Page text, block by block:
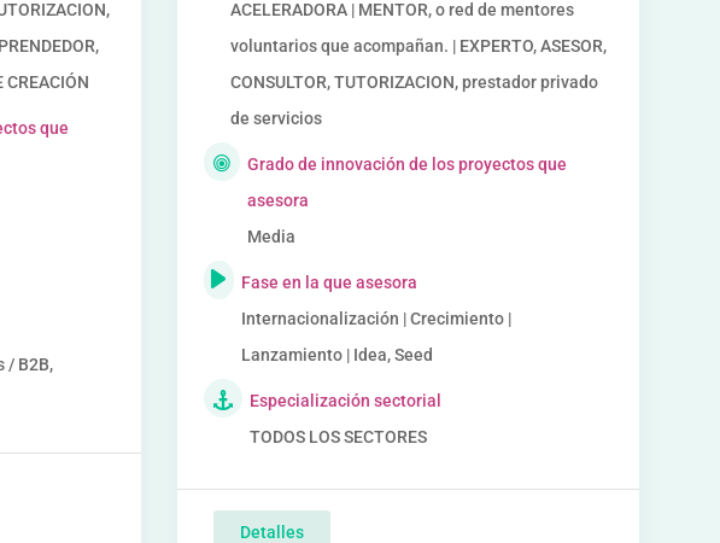
CREACIÓN
que
/ B2B,
ACELERADORA | MENTOR, o red de mentores
voluntarios que acompañan. | EXPERTO, ASESOR,
CONSULTOR, TUTORIZACION, prestador privado
de servicios
Grado de innovación de los proyectos que
asesora
Media
Fase en la que asesora
Internacionalización | Crecimiento |
Lanzamiento | Idea, Seed
Especialización sectorial
TODOS LOS SECTORES
Detalles